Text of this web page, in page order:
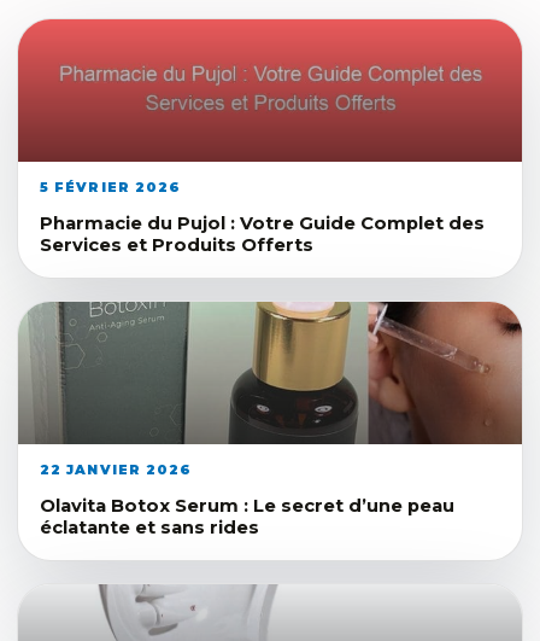
5 FÉVRIER 2026
Pharmacie du Pujol : Votre Guide Complet des
Services et Produits Offerts
22 JANVIER 2026
Olavita Botox Serum : Le secret d’une peau
éclatante et sans rides